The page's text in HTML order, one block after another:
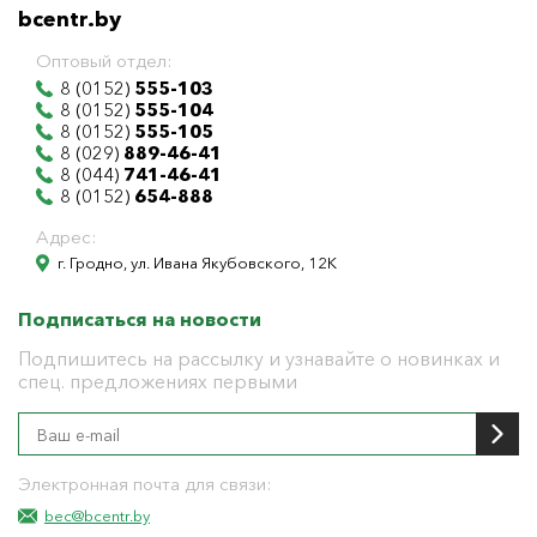
bcentr.by
Оптовый отдел:
8 (0152) 555-103
8 (0152) 555-104
8 (0152) 555-105
8 (029) 889-46-41
8 (044) 741-46-41
8 (0152) 654-888
Адрес:
г. Гродно, ул. Ивана Якубовского, 12К
Подписаться на новости
Подпишитесь на рассылку и узнавайте о новинках и
спец. предложениях первыми
Электронная почта для связи:
bec@bcentr.by